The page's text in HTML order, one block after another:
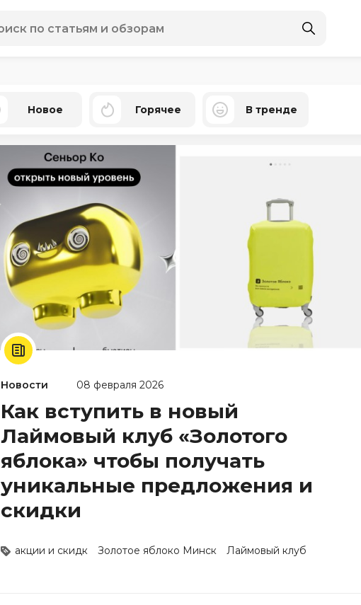
Новое Горячее В тренде
Новости 08 февраля 2026
Как вступить в новый
Лаймовый клуб «Золотого
яблока» чтобы получать
уникальные предложения и
скидки
акции и скидк Золотое яблоко Минск Лаймовый клуб